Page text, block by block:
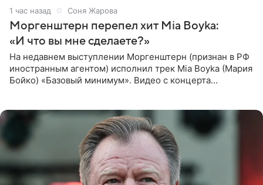
1 час назад Соня Жарова
Моргенштерн перепел хит Mia Boyka:
«И что вы мне сделаете?»
На недавнем выступлении Моргенштерн (признан в РФ
иностранным агентом) исполнил трек Mia Boyka (Мария
Бойко) «Базовый минимум». Видео с концерта